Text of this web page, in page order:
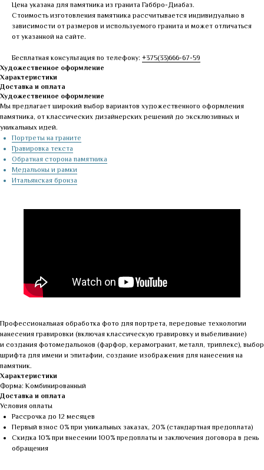
Цена указана для памятника из гранита Габбро-Диабаз.
Стоимость изготовления памятника рассчитывается индивидуально в
зависимости от размеров и используемого гранита и может отличаться
от указанной на сайте.
Бесплатная консультация по телефону: +375(33)666-67-59
Художественное оформление
Характеристики
Доставка и оплата
Художественное оформление
Мы предлагает широкий выбор вариантов художественного оформления
памятника, от классических дизайнерских решений до эксклюзивных и
уникальных идей.
Портреты на граните
Гравировка текста
Обратная сторона памятника
Медальоны и рамки
Итальянская бронза
Профессиональная обработка фото для портрета, передовые технологии
нанесения гравировки (включая классическую гравировку и выбеливание)
и создания фотомедальонов (фарфор, керамогранит, металл, триплекс), выбор
шрифта для имени и эпитафии, создание изображения для нанесения на
памятник.
Характеристики
Форма: Комбинированный
Доставка и оплата
Условия оплаты
Рассрочка до 12 месяцев
Первый взнос 0% при уникальных заказах, 20% (стандартная предоплата)
Скидка 10% при внесении 100% предоплаты и заключения договора в день
обращения